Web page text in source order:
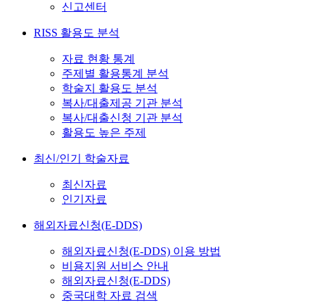
신고센터
RISS 활용도 분석
자료 현황 통계
주제별 활용통계 분석
학술지 활용도 분석
복사/대출제공 기관 분석
복사/대출신청 기관 분석
활용도 높은 주제
최신/인기 학술자료
최신자료
인기자료
해외자료신청(E-DDS)
해외자료신청(E-DDS) 이용 방법
비용지원 서비스 안내
해외자료신청(E-DDS)
중국대학 자료 검색